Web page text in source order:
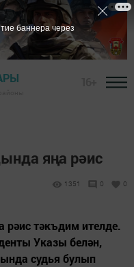
яңа рәис
1351 0 0
рәис тәкъдим ителде.
Указы белән,
судья булып
баннера через